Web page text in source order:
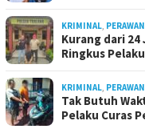
KRIMINAL,
Kurang dari 24
Ringkus
KRIMINAL,
Tak Butuh
Pelaku Curas